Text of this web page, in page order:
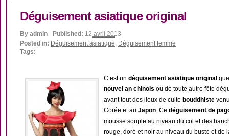
Déguisement asiatique original
By admin Published: 12 avril 2013
Posted in: Déguisement asiatique, Déguisement femme
Tags:
C’est un déguisement asiatique original
nouvel an chinois ou de toute autre fête
avant tout des lieux de culte bouddhiste
Corée et au Japon. Ce déguisement de
mousse souple au niveau du col et des
rouge, doré et noir au niveau du buste et de